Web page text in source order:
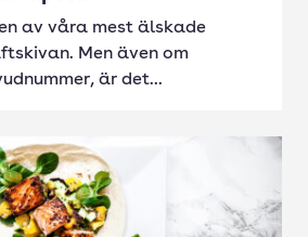
av våra mest älskade
Men även om
är det...